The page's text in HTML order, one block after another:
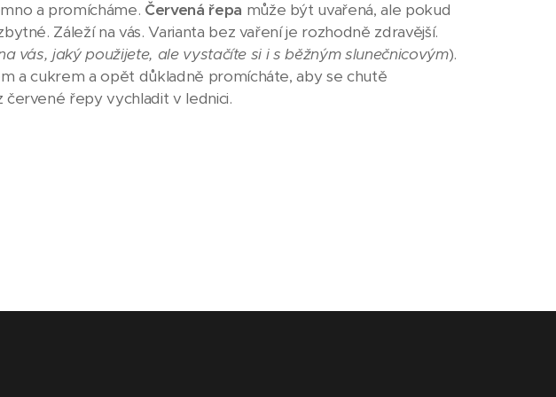
a promícháme. Červená řepa může být uvařená, ale pokud
Záleží na vás. Varianta bez vaření je rozhodně zdravější.
vás, jaký použijete, ale vystačíte si i s běžným slunečnicovým).
a cukrem a opět důkladně promícháte, aby se chutě
červené řepy vychladit v lednici.